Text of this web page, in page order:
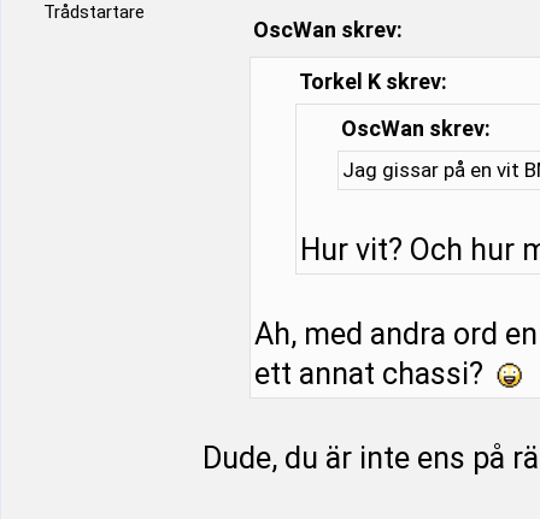
Trådstartare
OscWan skrev:
Torkel K skrev:
OscWan skrev:
Jag gissar på en vit
Hur vit? Och hur
Ah, med andra ord
ett annat chassi?
Dude, du är inte ens på